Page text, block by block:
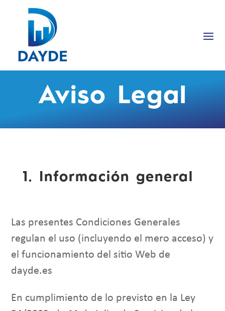
Aviso Legal
1. Información general
Las presentes Condiciones Generales
regulan el uso (incluyendo el mero acceso) y
el funcionamiento del sitio Web de
dayde.es
En cumplimiento de lo previsto en la Ley